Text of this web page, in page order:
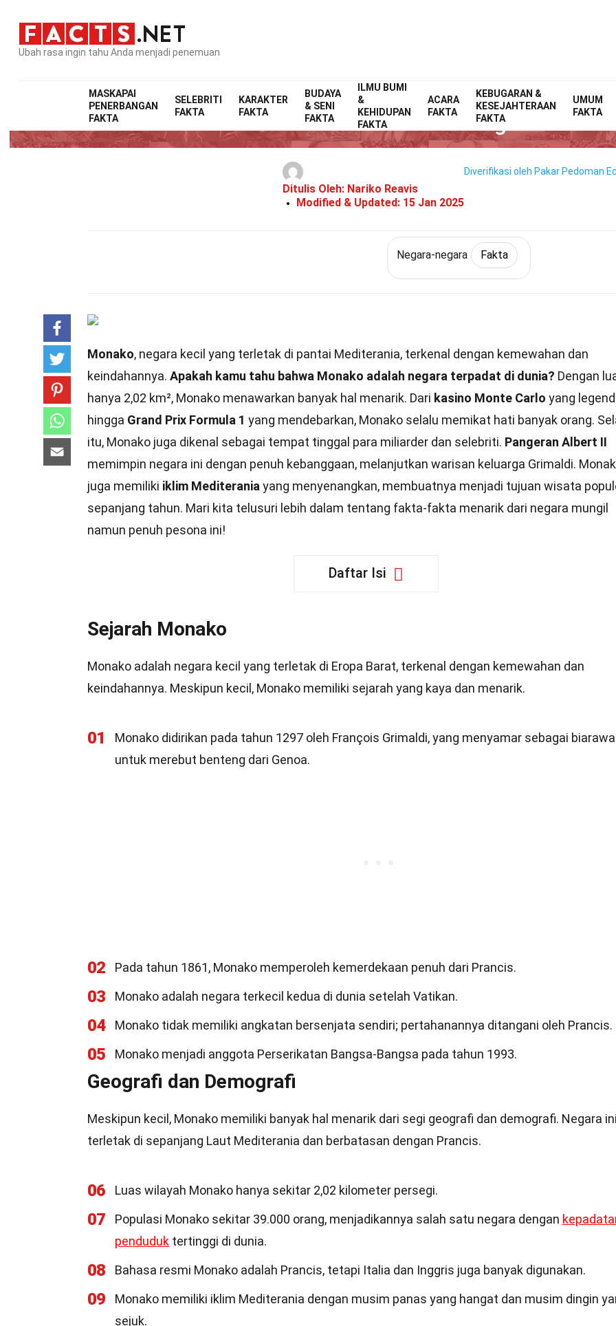
Ubah rasa ingin tahu Anda menjadi penemuan
MASKAPAI
PENERBANGAN
FAKTA
SELEBRITI
FAKTA
KARAKTER
FAKTA
BUDAYA
& SENI
FAKTA
ILMU BUMI
&
KEHIDUPAN
FAKTA
ACARA
FAKTA
KEBUGARAN &
KESEJAHTERAAN
FAKTA
UMUM
FAKTA
Home Dunia Fakta Negara-negaraFakta
35 Fakta Tentang Monako
Ditulis Oleh: Nariko Reavis
Modified & Updated: 15 Jan 2025
Diverifikasi oleh Pakar Pedoman
Negara-negara Fakta
Monako, negara kecil yang terletak di pantai Mediterania, terkenal dengan kemewahan dan
keindahannya. Apakah kamu tahu bahwa Monako adalah negara terpadat di dunia? Dengan
hanya 2,02 km², Monako menawarkan banyak hal menarik. Dari kasino Monte Carlo yang
hingga Grand Prix Formula 1 yang mendebarkan, Monako selalu memikat hati banyak orang.
itu, Monako juga dikenal sebagai tempat tinggal para miliarder dan selebriti. Pangeran Albert II
memimpin negara ini dengan penuh kebanggaan, melanjutkan warisan keluarga Grimaldi.
juga memiliki iklim Mediterania yang menyenangkan, membuatnya menjadi tujuan wisata
sepanjang tahun. Mari kita telusuri lebih dalam tentang fakta-fakta menarik dari negara mungil
namun penuh pesona ini!
Daftar Isi
Sejarah Monako
Monako adalah negara kecil yang terletak di Eropa Barat, terkenal dengan kemewahan dan
keindahannya. Meskipun kecil, Monako memiliki sejarah yang kaya dan menarik.
01
Monako didirikan pada tahun 1297 oleh François Grimaldi, yang menyamar sebagai
untuk merebut benteng dari Genoa.
02 Pada tahun 1861, Monako memperoleh kemerdekaan penuh dari Prancis.
03 Monako adalah negara terkecil kedua di dunia setelah Vatikan.
04 Monako tidak memiliki angkatan bersenjata sendiri; pertahanannya ditangani oleh Prancis.
05 Monako menjadi anggota Perserikatan Bangsa-Bangsa pada tahun 1993.
Geografi dan Demografi
Meskipun kecil, Monako memiliki banyak hal menarik dari segi geografi dan demografi. Negara
terletak di sepanjang Laut Mediterania dan berbatasan dengan Prancis.
06 Luas wilayah Monako hanya sekitar 2,02 kilometer persegi.
07 Populasi Monako sekitar 39.000 orang, menjadikannya salah satu negara dengan
penduduk tertinggi di dunia.
08 Bahasa resmi Monako adalah Prancis, tetapi Italia dan Inggris juga banyak digunakan.
09
Monako memiliki iklim Mediterania dengan musim panas yang hangat dan musim dingin
sejuk.